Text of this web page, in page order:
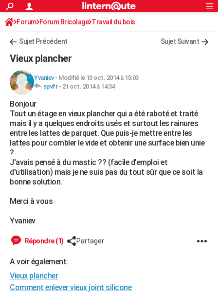
ACTUALITÉS
Politique
Société
Faits Divers
Education
Monde
Villes
+
FINANCE
Retraite
Impôts
Epargne
Immobilier
Risques naturels par ville
Banque
Assurance
Crédit
AUTO
Essais
Réserver un essai
Citadines
Berlines
SUV
Forum auto
+HIGH-TECH
Mobiles
Meilleur smartphone
Internet
Ordinateurs
Jeux vidéo
Guide high-tech
+BRICOLAGE
Forum
Aménagement intérieur
Extérieur
Cuisine
Salle de bains
Jardinage
Rangement
WEEK-END
Guides de France
Escapades
Patrimoine
Expositions
Musées
Week-end nature
LIFESTYLE
CARTE DE VOEUX
S'inscrire
Connexion
Forum Forum Bricolage Travail du bois
Sujet Précédent Sujet Suivant
Vieux plancher
Yvaniev- Modifié le 13 oct. 2014 à 15:03
spvfr- 21 oct. 2014 à 14:34
Bonjour
Tout un étage en vieux plancher qui a été raboté et traité
mais il y a quelques endroits usés et surtout les rainures
entre les lattes de parquet. Que puis-je mettre entre les
lattes pour combler le vide et obtenir une surface bien unie
?
J'avais pensé à du mastic ?? (facile d'emploi et
d'utilisation) mais je ne suis pas du tout sûr que ce soit la
bonne solution.
Merci à vous
Yvaniev
Répondre (1) Partager
A voir également:
Vieux plancher
Comment enlever vieux joint silicone